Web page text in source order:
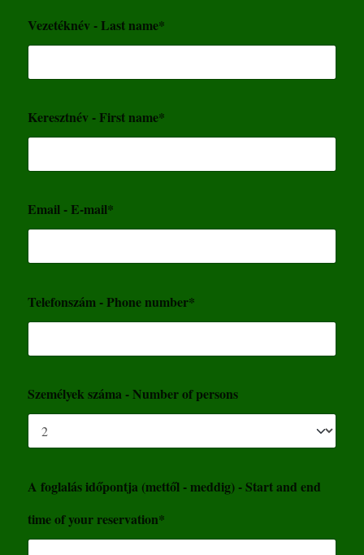
Vezetéknév - Last name*
Keresztnév - First name*
Email - E-mail*
Telefonszám - Phone number*
Személyek száma - Number of persons
A foglalás időpontja (mettől - meddig) - Start and end
time of your reservation*